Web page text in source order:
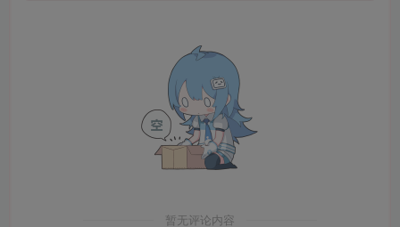
暂无评论内容